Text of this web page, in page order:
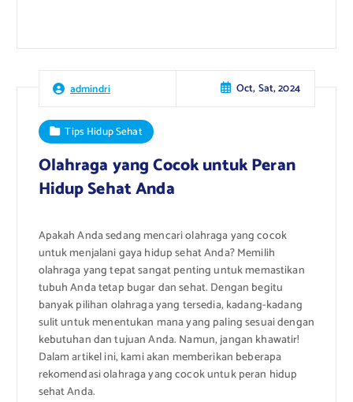
admindri Oct, Sat, 2024
Tips Hidup Sehat
Olahraga yang Cocok untuk Peran
Hidup Sehat Anda
Apakah Anda sedang mencari olahraga yang cocok
untuk menjalani gaya hidup sehat Anda? Memilih
olahraga yang tepat sangat penting untuk memastikan
tubuh Anda tetap bugar dan sehat. Dengan begitu
banyak pilihan olahraga yang tersedia, kadang-kadang
sulit untuk menentukan mana yang paling sesuai dengan
kebutuhan dan tujuan Anda. Namun, jangan khawatir!
Dalam artikel ini, kami akan memberikan beberapa
rekomendasi olahraga yang cocok untuk peran hidup
sehat Anda.